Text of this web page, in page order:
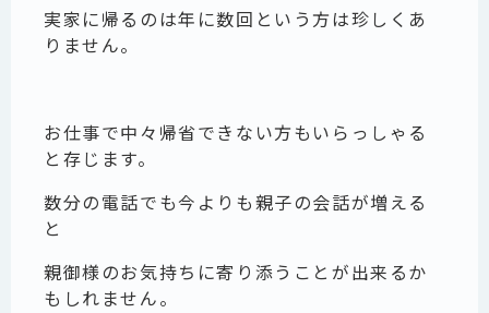
実家に帰るのは年に数回という方は珍しくあ
りません。
お仕事で中々帰省できない方もいらっしゃる
と存じます。
数分の電話でも今よりも親子の会話が増える
と
親御様のお気持ちに寄り添うことが出来るか
もしれません。